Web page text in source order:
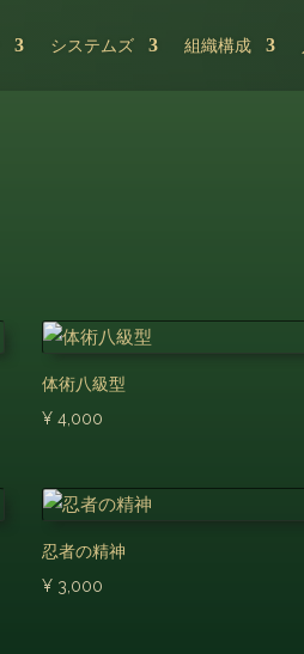
システムズ 組織構成
体術八級型
¥ 4,000
忍者の精神
¥ 3,000